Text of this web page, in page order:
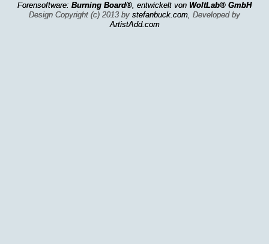
Forensoftware: Burning Board®, entwickelt von WoltLab® GmbH
Design Copyright (c) 2013 by stefanbuck.com, Developed by
ArtistAdd.com